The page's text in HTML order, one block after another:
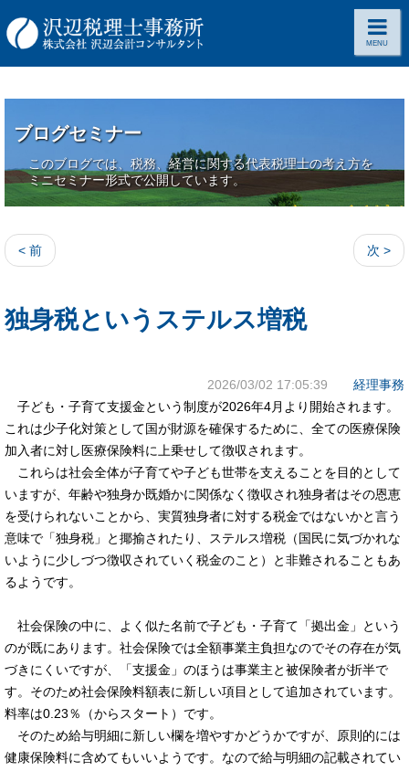
ブログセミナー
このブログでは、税務、経営に関する代表税理士の考え方を
ミニセミナー形式で公開しています。
< 前 次 >
独身税というステルス増税
2026/03/02 17:05:39 経理事務
子ども・子育て支援金という制度が2026年4月より開始されます。
これは少子化対策として国が財源を確保するために、全ての医療保険
加入者に対し医療保険料に上乗せして徴収されます。
これらは社会全体が子育てや子ども世帯を支えることを目的として
いますが、年齢や独身か既婚かに関係なく徴収され独身者はその恩恵
を受けられないことから、実質独身者に対する税金ではないかと言う
意味で「独身税」と揶揄されたり、ステルス増税（国民に気づかれな
いように少しづつ徴収されていく税金のこと）と非難されることもあ
るようです。
社会保険の中に、よく似た名前で子ども・子育て「拠出金」という
のが既にあります。社会保険では全額事業主負担なのでその存在が気
づきにくいですが、「支援金」のほうは事業主と被保険者が折半で
す。そのため社会保険料額表に新しい項目として追加されています。
料率は0.23％（からスタート）です。
そのため給与明細に新しい欄を増やすかどうかですが、原則的には
健康保険料に含めてもいいようです。なので給与明細の記載されてい
MENU